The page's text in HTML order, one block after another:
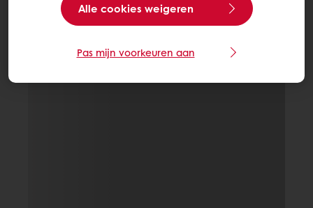
Alle cookies weigeren
Pas mijn voorkeuren aan